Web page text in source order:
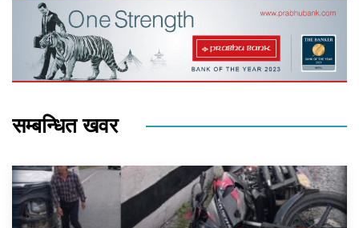
सम्बन्धित खवर